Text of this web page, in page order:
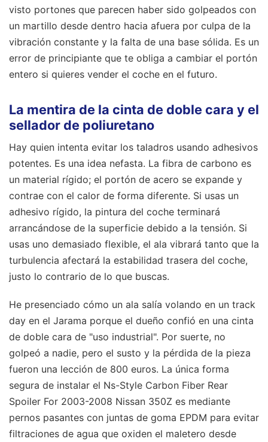
visto portones que parecen haber sido golpeados con
un martillo desde dentro hacia afuera por culpa de la
vibración constante y la falta de una base sólida. Es un
error de principiante que te obliga a cambiar el portón
entero si quieres vender el coche en el futuro.
La mentira de la cinta de doble cara y el
sellador de poliuretano
Hay quien intenta evitar los taladros usando adhesivos
potentes. Es una idea nefasta. La fibra de carbono es
un material rígido; el portón de acero se expande y
contrae con el calor de forma diferente. Si usas un
adhesivo rígido, la pintura del coche terminará
arrancándose de la superficie debido a la tensión. Si
usas uno demasiado flexible, el ala vibrará tanto que la
turbulencia afectará la estabilidad trasera del coche,
justo lo contrario de lo que buscas.
He presenciado cómo un ala salía volando en un track
day en el Jarama porque el dueño confió en una cinta
de doble cara de "uso industrial". Por suerte, no
golpeó a nadie, pero el susto y la pérdida de la pieza
fueron una lección de 800 euros. La única forma
segura de instalar el Ns-Style Carbon Fiber Rear
Spoiler For 2003-2008 Nissan 350Z es mediante
pernos pasantes con juntas de goma EPDM para evitar
filtraciones de agua que oxiden el maletero desde